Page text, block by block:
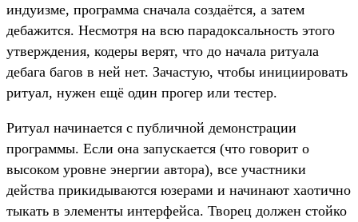
индуизме, программа сначала создаётся, а затем
дебажится. Несмотря на всю парадоксальность этого
утверждения, кодеры верят, что до начала ритуала
дебага багов в ней нет. Зачастую, чтобы инициировать
ритуал, нужен ещё один прогер или тестер.
Ритуал начинается с публичной демонстрации
программы. Если она запускается (что говорит о
высоком уровне энергии автора), все участники
действа прикидываются юзерами и начинают хаотично
тыкать в элементы интерфейса. Творец должен стойко